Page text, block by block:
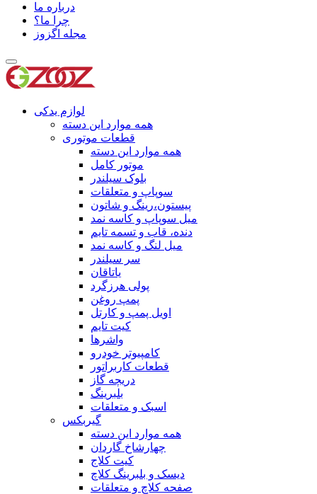
درباره ما
چرا ما؟
مجله اگزوز
لوازم یدکی
همه موارد این دسته
قطعات موتوری
همه موارد این دسته
موتور کامل
بلوک سیلندر
سوپاپ و متعلقات
پیستون،رینگ و شاتون
میل سوپاپ و کاسه نمد
دنده، قاب و تسمه تایم
میل لنگ و کاسه نمد
سر سیلندر
یاتاقان
پولی هرزگرد
پمپ روغن
اویل پمپ و کارتل
کیت تایم
واشرها
کامپیوتر خودرو
قطعات کاربراتور
دریچه گاز
بلبرینگ
اسبک و متعلقات
گیربکس
همه موارد این دسته
چهارشاخ گاردان
کیت کلاج
دیسک و بلبرینگ کلاچ
صفحه کلاچ و متعلقات